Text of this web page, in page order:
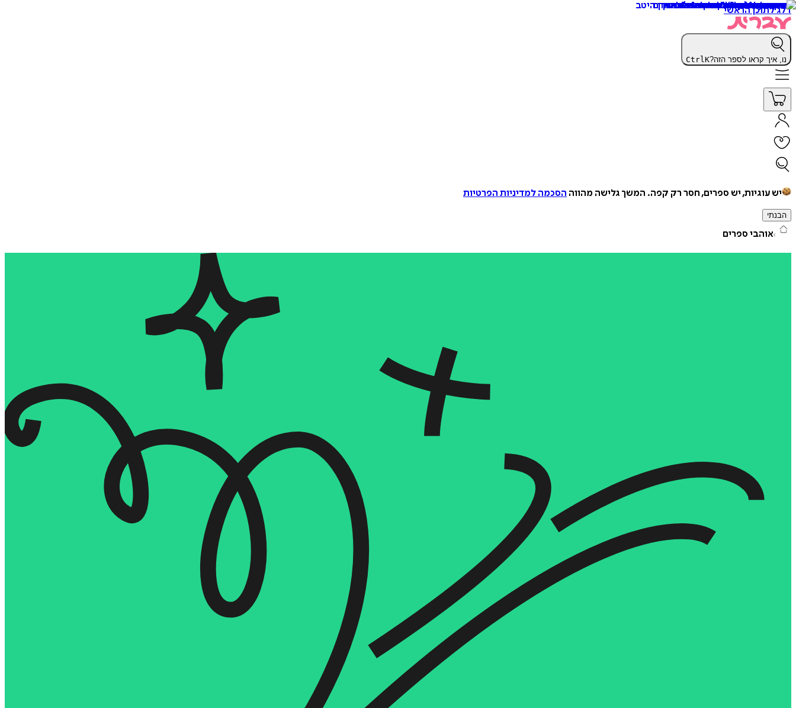
דלג לתוכן הראשי
נו, איך קראו לספר הזה? CtrlK
יש עוגיות, יש ספרים, חסר רק קפה. המשך גלישה מהווה הסכמה למדיניות הפרטיות
הבנתי
אוהבי ספרים